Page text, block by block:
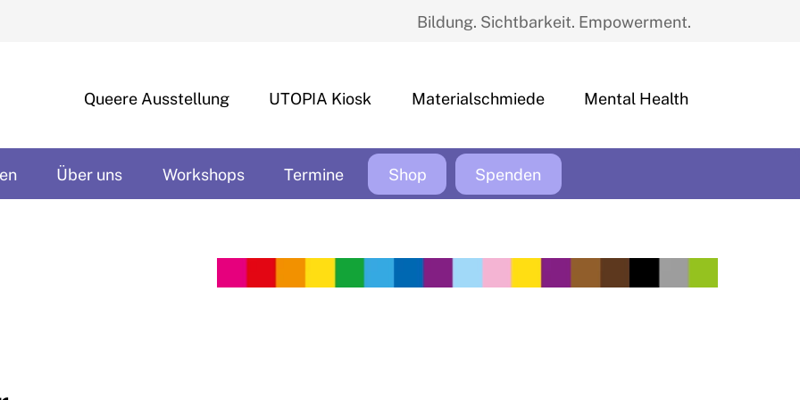
Bildung. Sichtbarkeit. Empowerment.
Queere Ausstellung UTOPIA Kiosk Materialschmiede Mental Health
Über uns Workshops Termine Shop Spenden